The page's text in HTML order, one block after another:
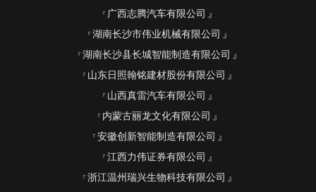
广西志腾汽车有限公司
湖南长沙市伟业机械有限公司
湖南长沙县长城智能制造有限公司
山东日照翰铭建材股份有限公司
山西真雷汽车有限公司
内蒙古丽龙文化有限公司
安徽创新智能制造有限公司
江西力伟证券有限公司
浙江温州瑞兴生物科技有限公司